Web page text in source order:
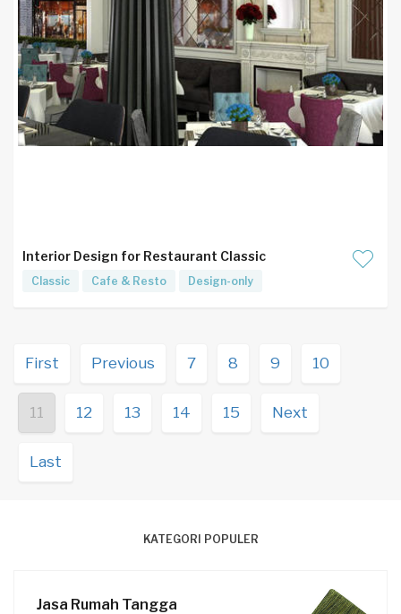
Interior Design for Restaurant Classic
Classic Cafe & Resto Design-only
First Previous 7 8 9 10
11 12 13 14 15 Next
Last
KATEGORI POPULER
Jasa Rumah Tangga